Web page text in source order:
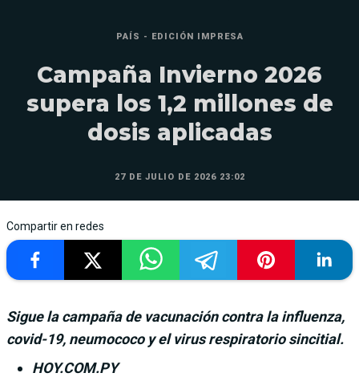
PAÍS - EDICIÓN IMPRESA
Campaña Invierno 2026
supera los 1,2 millones de
dosis aplicadas
27 DE JULIO DE 2026 23:02
Compartir en redes
Sigue la campaña de vacunación contra la influenza,
covid-19, neumococo y el virus respiratorio sincitial.
HOY.COM.PY